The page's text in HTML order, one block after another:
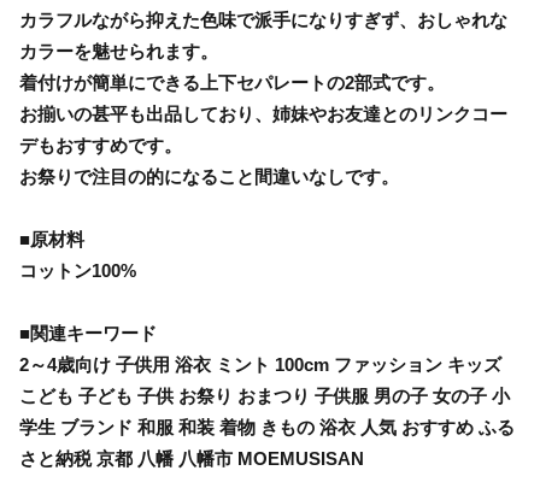
カラフルながら抑えた色味で派手になりすぎず、おしゃれな
カラーを魅せられます。
着付けが簡単にできる上下セパレートの2部式です。
お揃いの甚平も出品しており、姉妹やお友達とのリンクコー
デもおすすめです。
お祭りで注目の的になること間違いなしです。
■原材料
コットン100%
■関連キーワード
2～4歳向け 子供用 浴衣 ミント 100cm ファッション キッズ
こども 子ども 子供 お祭り おまつり 子供服 男の子 女の子 小
学生 ブランド 和服 和装 着物 きもの 浴衣 人気 おすすめ ふる
さと納税 京都 八幡 八幡市 MOEMUSISAN